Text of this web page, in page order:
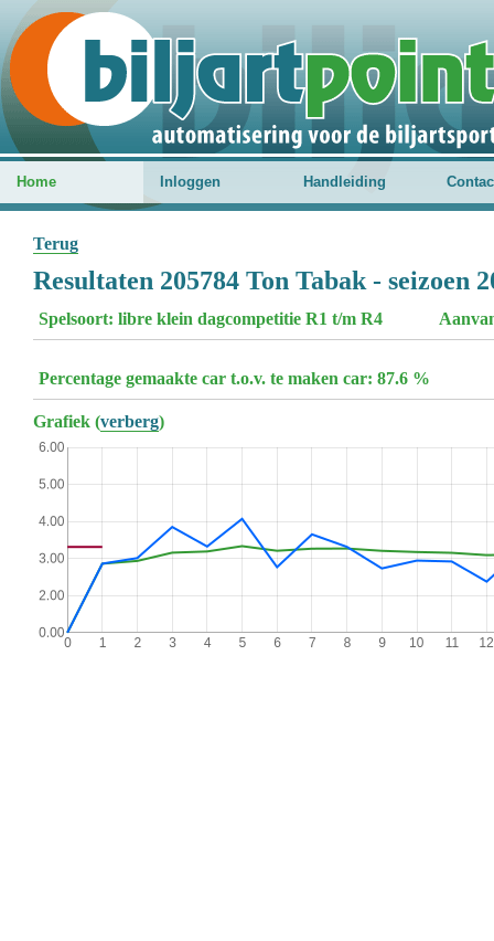
Home Inloggen Handleiding
Terug
Resultaten 205784 Ton Tabak - seizoen
Spelsoort: libre klein dagcompetitie R1 t/m R4
Percentage gemaakte car t.o.v. te maken car: 87.6 %
Grafiek (verberg)